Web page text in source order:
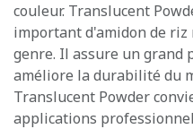
couleur. Translucent
important d'amidon de riz
genre. Il assure un grand
améliore la durabilité du
Translucent Powder
applications